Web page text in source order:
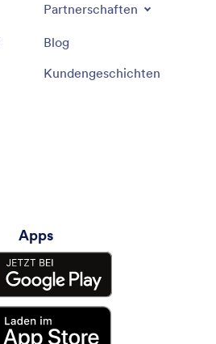
Partnerschaften
Blog
Kundengeschichten
Apps